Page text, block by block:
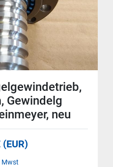
Gewindelg
neu
Mwst